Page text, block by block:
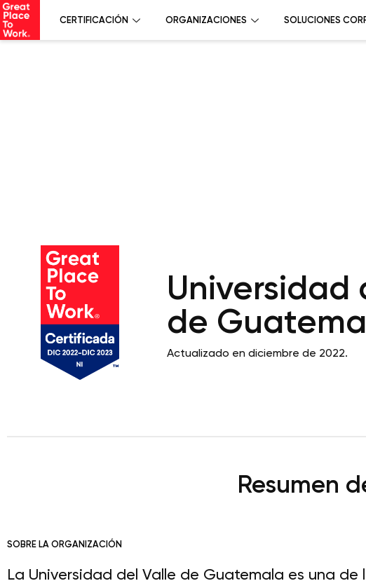
CERTIFICACIÓN ORGANIZACIONES SOLUCIONES
Universidad
de
Actualizado en diciembre de 2022.
Resumen
SOBRE LA ORGANIZACIÓN
La Universidad del Valle de Guatemala es una de